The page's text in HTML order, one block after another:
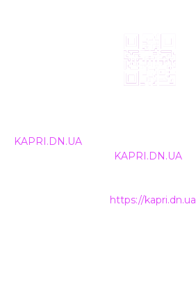
KAPRI.DN.UA
KAPRI.DN.UA
https://kapri.dn.ua